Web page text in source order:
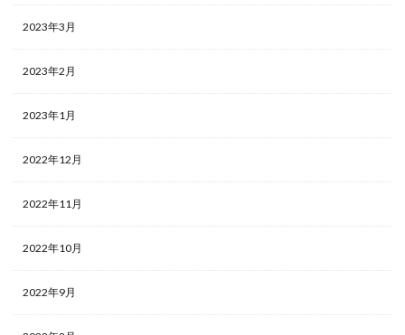
2023年3月
2023年2月
2023年1月
2022年12月
2022年11月
2022年10月
2022年9月